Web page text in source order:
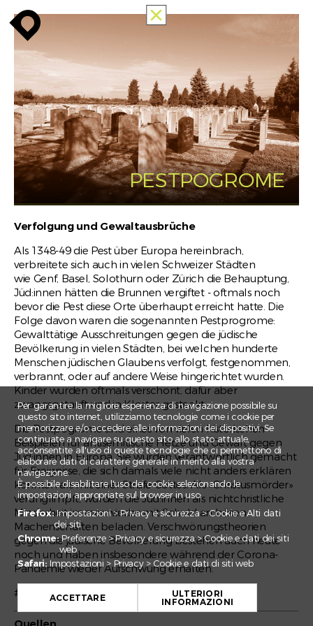
enroute enroute
TUTTE
OF
RACISM
enroute INFO
+
−
Leaflet
close
PESTPOGROME
Verfolgung und Gewaltausbrüche
Als 1348-49 die Pest über Europa hereinbrach,
verbreitete sich auch in vielen Schweizer Städten
wie Genf, Basel, Solothurn oder Zürich die Behauptung,
Jüd:innen hätten die Brunnen vergiftet - oftmals noch
bevor die Pest diese Orte überhaupt erreicht hatte. Die
Folge davon waren die sogenannten Pestprogrome:
Gewalttätige Ausschreitungen gegen die jüdische
Bevölkerung in vielen Städten, bei welchen hunderte
Menschen jüdischen Glaubens verfolgt, festgenommen,
verbrannt, oder auf andere Weise hingerichtet wurden.
Kinder wurden oftmals verschont, dafür aber
zwangsgetauft und in Kloster gesteckt.
Die Pestpogrome sind eines von vielen historischen
Beispielen für antisemitische Hetze und Gewalt gegen
Jüd:innen in Europa. Sie wurden verantwortlich gemacht
für Ereignisse, die sich damals viele nicht anders erklären
konnten als mit einer Strafe Gottes. Als «Christusmörder»
verunglimpft, wurden die Jüd:innen als nichtchristliche
Minderheit immer wieder mit Schuld an bösen
Machenschaften beladen. Verschwörungstheorien
gegen die jüdische Bevölkerung bestehen auch heute
noch und haben insbesondere während der Corona-
Pandemie wieder Aufschwung erhalten.
#Antisemitismus
Per garantire la migliore esperienza di navigazione possibile su
questo sito internet, utilizziamo tecnologie come i cookie per
memorizzare e/o accedere alle informazioni dei dispositivi. Se
continuate a navigare su questo sito allo stato attuale,
acconsentite all'uso di queste tecnologie che ci permettono di
elaborare dati di carattere generale in merito alla vostra
navigazione.
È possibile disabilitare l'uso dei cookie selezionando le
impostazioni appropriate sul browser in uso:
Firefox:Impostazioni > Privacy e sicurezza > Cookie e Alti dati
dei siti
Chrome:Preferenze > Privacy e sicurezza > Cookie e dati dei siti
web
Safari: Impostazioni > Privacy > Cookie e dati di siti web
ACCETTARE ULTERIORI
INFORMAZIONI